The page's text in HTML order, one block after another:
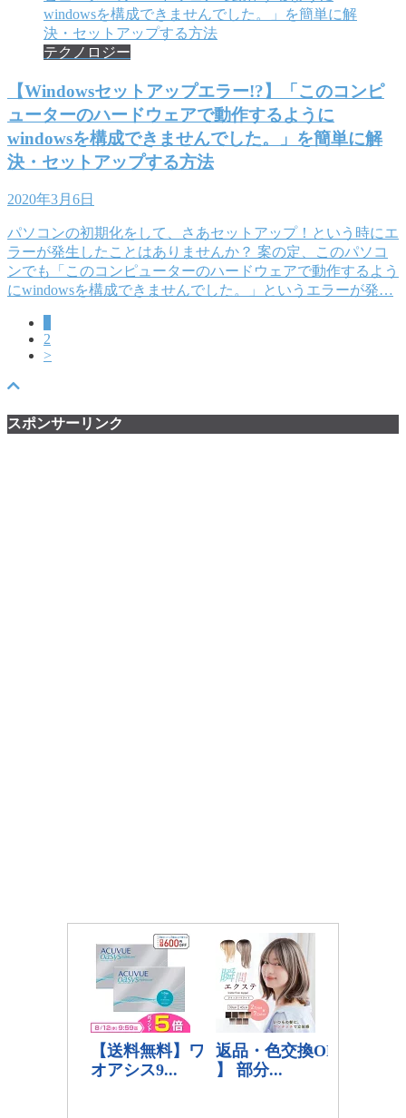
テクノロジー
【Windowsセットアップエラー!?】「このコンピ
ューターのハードウェアで動作するように
windowsを構成できませんでした。」を簡単に解
決・セットアップする方法
2020年3月6日
パソコンの初期化をして、さあセットアップ！という時にエ
ラーが発生したことはありませんか？ 案の定、このパソコ
ンでも「このコンピューターのハードウェアで動作するよう
にwindowsを構成できませんでした。」というエラーが発…
2
>
スポンサーリンク